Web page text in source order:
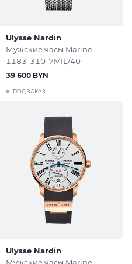
Ulysse Nardin
Мужские часы Marine
1183-310-7MIL/40
ПОД ЗАКАЗ
39 600 BYN
Ulysse Nardin